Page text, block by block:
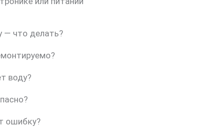
— что делать?
воду?
ошибку?